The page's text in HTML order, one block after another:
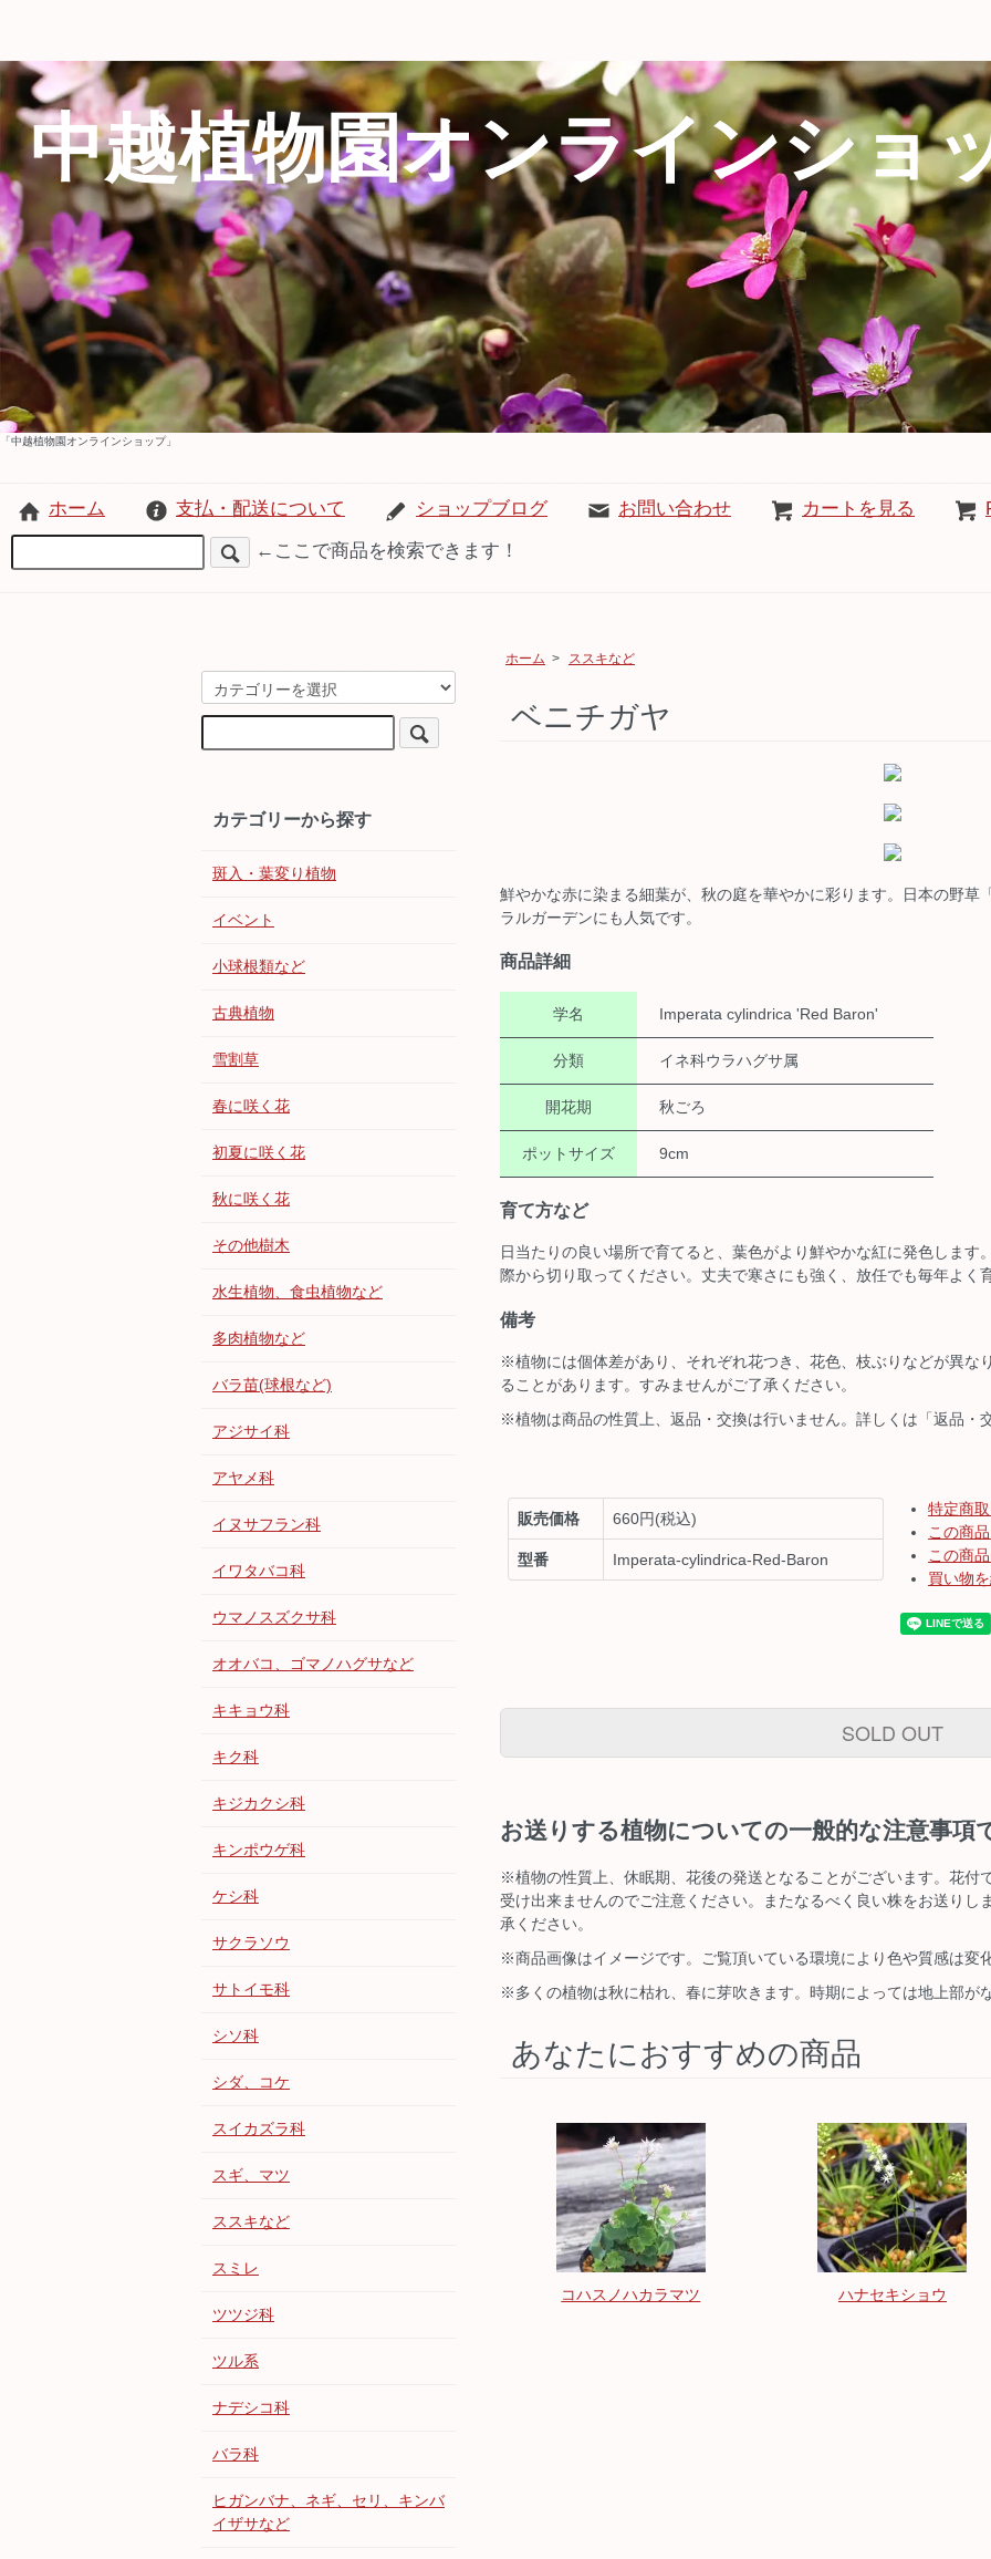
中越植物園オンラインショ
「中越植物園オンラインショップ」
ホーム 支払・配送について ショップブログ お問い合わせ カートを見る
←ここで商品を検索できます！
ホーム > ススキなど
ベニチガヤ
鮮やかな赤に染まる細葉が、秋の庭を華やかに彩ります。日本の野草
ラルガーデンにも人気です。
商品詳細
学名 Imperata cylindrica 'Red Baron'
分類 イネ科ウラハグサ属
開花期 秋ごろ
ポットサイズ 9cm
育て方など
日当たりの良い場所で育てると、葉色がより鮮やかな紅に発色します
際から切り取ってください。丈夫で寒さにも強く、放任でも毎年よく
備考
※植物には個体差があり、それぞれ花つき、花色、枝ぶりなどが異な
ることがあります。すみませんがご了承ください。
※植物は商品の性質上、返品・交換は行いません。詳しくは「返品・
販売価格 660円(税込)
型番 Imperata-cylindrica-Red-Baron
特定商
この商
この商
買い物
SOLD OUT
お送りする植物についての一般的な注意事項
※植物の性質上、休眠期、花後の発送となることがございます。花付
受け出来ませんのでご注意ください。またなるべく良い株をお送りし
承ください。
※商品画像はイメージです。ご覧頂いている環境により色や質感は変
※多くの植物は秋に枯れ、春に芽吹きます。時期によっては地上部が
あなたにおすすめの商品
コハスノハカラマツ ハナセキショウ
カテゴリーから探す
斑入・葉変り植物
イベント
小球根類など
古典植物
雪割草
春に咲く花
初夏に咲く花
秋に咲く花
その他樹木
水生植物、食虫植物など
多肉植物など
バラ苗(球根など)
アジサイ科
アヤメ科
イヌサフラン科
イワタバコ科
ウマノスズクサ科
オオバコ、ゴマノハグサなど
キキョウ科
キク科
キジカクシ科
キンポウゲ科
ケシ科
サクラソウ
サトイモ科
シソ科
シダ、コケ
スイカズラ科
スギ、マツ
ススキなど
スミレ
ツツジ科
ツル系
ナデシコ科
バラ科
ヒガンバナ、ネギ、セリ、キンバ
イザサなど